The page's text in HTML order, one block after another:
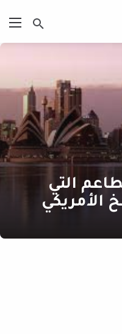
التي
الأمريكي